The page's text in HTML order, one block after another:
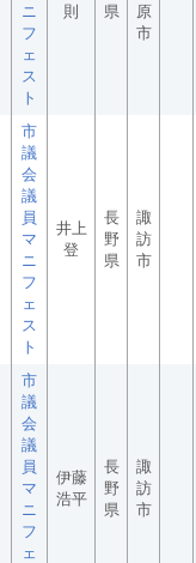
ニ
フ
ェ
ス
ト
則
県
原
市
市
議
会
議
員
マ
ニ
フ
ェ
ス
ト
井上
登
長
野
県
諏
訪
市
市
議
会
議
員
マ
ニ
フ
ェ
伊藤
浩平
長
野
県
諏
訪
市